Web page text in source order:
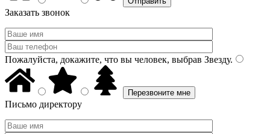
Заказать звонок
Пожалуйста, докажите, что вы человек, выбрав Звезду.
Письмо директору